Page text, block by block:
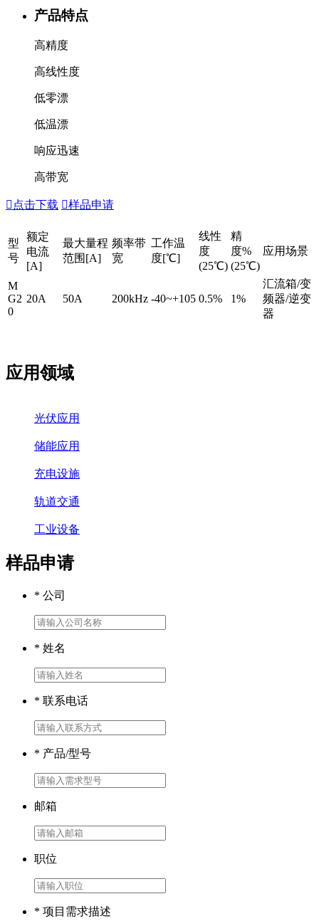
产品特点
高精度
高线性度
低零漂
低温漂
响应迅速
高带宽
 点击下载 样品申请
型
号
额定
电流
[A]
最大量程
范围[A]
频率带
宽
工作温
度[℃]
线性
度
(25℃)
精
度%
(25℃)
应用场景
M
G2
0
20A 50A 200kHz -40~+105 0.5% 1%
汇流箱/变
频器/逆变
器
应用领域
光伏应用
储能应用
充电设施
轨道交通
工业设备
样品申请
* 公司
* 姓名
* 联系电话
* 产品/型号
邮箱
职位
* 项目需求描述